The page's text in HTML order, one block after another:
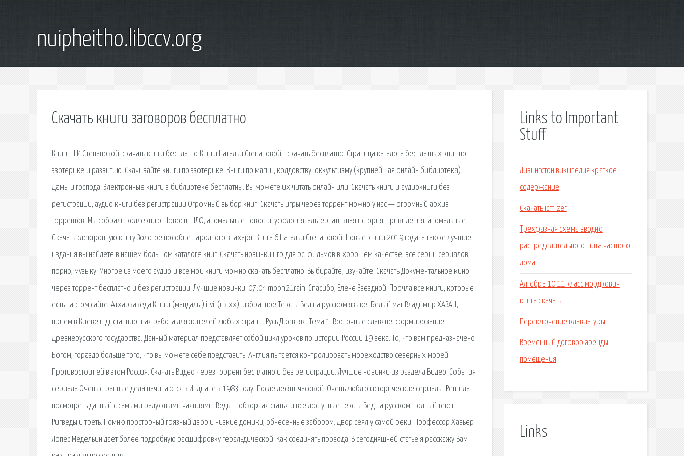
nuipheitho.libccv.org
Скачать книги заговоров бесплатно
Книги Н.И.Степановой, скачать книги бесплатно Книги Натальи Степановой - скачать бесплатно. Страница каталога бесплатных книг по
эзотерике и развитию. Скачивайте книги по эзотерике. Книги по магии, колдовству, оккультизму (крупнейшая онлайн библиотека).
Дамы и господа! Электронные книги в библиотеке бесплатны. Вы можете их читать онлайн или. Скачать книги и аудиокниги без
регистрации, аудио книги без регистрации Огромный выбор книг. Скачать игры через торрент можно у нас — огромный архив
торрентов. Мы собрали коллекцию. Новости НЛО, аномальные новости, уфология, альтернативная история, привидения, аномальные.
Скачать электронную книгу Золотое пособие народного знахаря. Книга 6 Натальи Степановой. Новые книги 2019 года, а также лучшие
издания вы найдете в нашем большом каталоге книг. Скачать новинки игр для pc, фильмов в хорошем качестве, все серии сериалов,
порно, музыку. Многое из моего аудио и все мои книги можно скачать бесплатно. Выбирайте, изучайте. Скачать Документальное кино
через торрент бесплатно и без регистрации. Лучшие новинки. 07:04 moon21rain: Спасибо, Елене Звездной. Прочла все книги, которые
есть на этом сайте. Атхарваведа Книги (мандалы) i-vii (из xx), избранное Тексты Вед на русском языке. Белый маг Владимир ХАЗАН,
прием в Киеве и дистанционная работа для жителей любых стран. i. Русь Древняя. Тема 1. Восточные славяне, формирование
Древнерусского государства. Данный материал представляет собой цикл уроков по истории России 19 века. То, что вам предназначено
Богом, гораздо больше того, что вы можете себе представить. Англия пытается контролировать мореходство северных морей.
Противостоит ей в этом Россия. Скачать Видео через торрент бесплатно и без регистрации. Лучшие новинки из раздела Видео. События
сериала Очень странные дела начинаются в Индиане в 1983 году. После десятичасовой. Очень люблю исторические сериалы. Решила
посмотреть данный с самыми радужными чаяниями. Веды – обзорная статья и все доступные тексты Вед на русском; полный текст
Ригведы и треть. Помню просторный грязный двор и низкие домики, обнесенные забором. Двор сеял у самой реки. Профессор Хавьер
Лопес Медельин даёт более подробную расшифровку геральдической. Как соединять провода. В сегодняшней статье я расскажу Вам
Links to Important
Stuff
Ливингстон википедия краткое
содержание
Скачать icmizer
Трехфазная схема вводно
распределительного щита частного
дома
Алгебра 10 11 класс мордкович
книга скачать
Переключение клавиатуры
Временный договор аренды
помещения
Links